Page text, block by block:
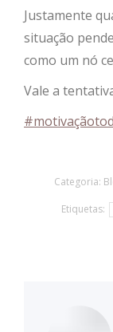
Justamente
situação
como um nó
Vale a
#‎
Categoria:
Etiquetas: